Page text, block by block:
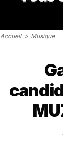
Accueil > Musique